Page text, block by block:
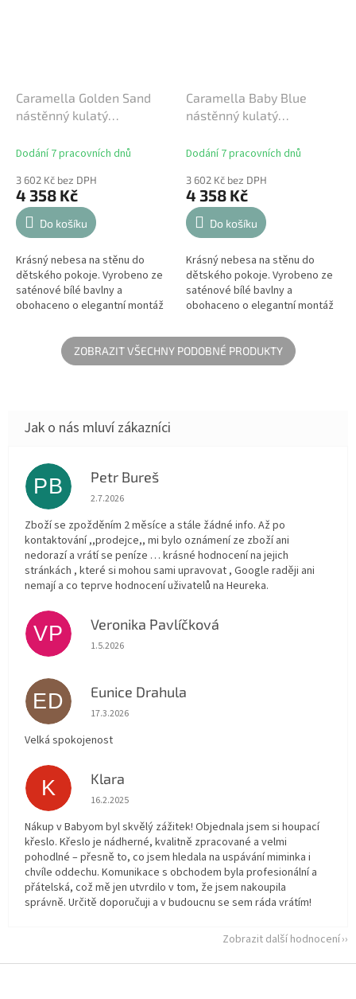
Caramella Golden Sand
nástěnný kulatý
Dodání 7 pracovních dnů
3 602 Kč bez DPH
4 358 Kč
Do košíku
Krásný nebesa na stěnu do
dětského pokoje. Vyrobeno ze
saténové bílé bavlny a
obohaceno o elegantní montáž
pokryto prošívaným velurem
zakončeným...
Caramella Baby Blue
nástěnný kulatý
Dodání 7 pracovních dnů
3 602 Kč bez DPH
4 358 Kč
Do košíku
Krásný nebesa na stěnu do
dětského pokoje. Vyrobeno ze
saténové bílé bavlny a
obohaceno o elegantní montáž
pokryto prošívaným velurem
zakončeným...
ZOBRAZIT VŠECHNY PODOBNÉ PRODUKTY
PB Petr Bureš
Hodnocení obchodu je 1 z 5 hvězdiček.
2.7.2026
Zboží se zpožděním 2 měsíce a stále žádné info. Až po
kontaktování ,,prodejce,, mi bylo oznámení ze zboží ani
nedorazí a vrátí se peníze … krásné hodnocení na jejich
stránkách , které si mohou sami upravovat , Google raději ani
nemají a co teprve hodnocení uživatelů na Heureka.
VP Veronika Pavlíčková
Hodnocení obchodu je 5 z 5 hvězdiček.
1.5.2026
ED Eunice Drahula
Hodnocení obchodu je 5 z 5 hvězdiček.
17.3.2026
Velká spokojenost
K Klara
Hodnocení obchodu je 5 z 5 hvězdiček.
16.2.2025
Nákup v Babyom byl skvělý zážitek! Objednala jsem si houpací
křeslo. Křeslo je nádherné, kvalitně zpracované a velmi
pohodlné – přesně to, co jsem hledala na uspávání miminka i
chvíle oddechu. Komunikace s obchodem byla profesionální a
přátelská, což mě jen utvrdilo v tom, že jsem nakoupila
správně. Určitě doporučuji a v budoucnu se sem ráda vrátím!
Zobrazit další hodnocení